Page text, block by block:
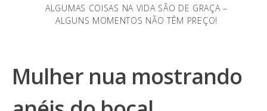
ALGUMAS COISAS NA VIDA SÃO DE GRAÇA –
ALGUNS MOMENTOS NÃO TÊM PREÇO!
Mulher nua mostrando